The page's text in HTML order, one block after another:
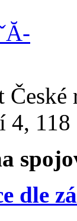
4,
dle